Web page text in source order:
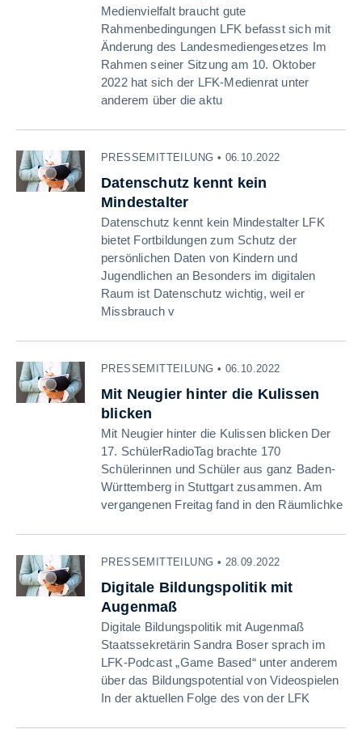
Medienvielfalt braucht gute
Rahmenbedingungen LFK befasst sich mit
Änderung des Landesmediengesetzes Im
Rahmen seiner Sitzung am 10. Oktober
2022 hat sich der LFK-Medienrat unter
anderem über die aktu
PRESSEMITTEILUNG • 06.10.2022
Datenschutz kennt kein
Mindestalter
Datenschutz kennt kein Mindestalter LFK
bietet Fortbildungen zum Schutz der
persönlichen Daten von Kindern und
Jugendlichen an Besonders im digitalen
Raum ist Datenschutz wichtig, weil er
Missbrauch v
PRESSEMITTEILUNG • 06.10.2022
Mit Neugier hinter die Kulissen
blicken
Mit Neugier hinter die Kulissen blicken Der
17. SchülerRadioTag brachte 170
Schülerinnen und Schüler aus ganz Baden-
Württemberg in Stuttgart zusammen. Am
vergangenen Freitag fand in den Räumlichke
PRESSEMITTEILUNG • 28.09.2022
Digitale Bildungspolitik mit
Augenmaß
Digitale Bildungspolitik mit Augenmaß
Staatssekretärin Sandra Boser sprach im
LFK-Podcast „Game Based“ unter anderem
über das Bildungspotential von Videospielen
In der aktuellen Folge des von der LFK